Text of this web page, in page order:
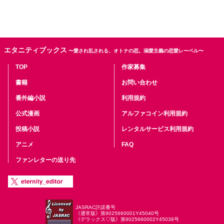
エタニティブックス 〜愛され乱される、オトナの恋。溺愛主義の恋愛レーベル〜
TOP
書籍
番外編小説
公式漫画
投稿小説
アニメ
ファンレターの送り先
作家募集
お問い合わせ
利用規約
アルファコイン利用規約
レンタルサービス利用規約
FAQ
JASRAC許諾番号
《通常版》第9025660001Y45040号
《デラックス♡版》第9025660002Y45038号